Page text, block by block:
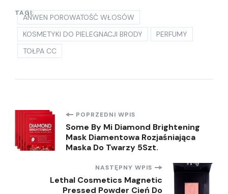
TAGI:
ANWEN POROWATOŚĆ WŁOSÓW
KOSMETYKI DO PIELEGNACJI BRODY
PERFUMY
TOŁPA CC
Nawigacja
wpisu
POPRZEDNI WPIS
Some By Mi Diamond Brightening
Mask Diamentowa Rozjaśniająca
Maska Do Twarzy 5Szt.
NASTĘPNY WPIS
Lethal Cosmetics Magnetic
Pressed Powder Cień Do